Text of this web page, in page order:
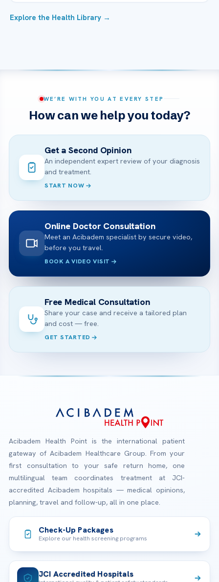
Explore the Health Library →
WE’RE WITH YOU AT EVERY STEP
How can we help you today?
Get a Second Opinion
An independent expert review of your diagnosis
and treatment.
START NOW
Online Doctor Consultation
Meet an Acibadem specialist by secure video,
before you travel.
BOOK A VIDEO VISIT
Free Medical Consultation
Share your case and receive a tailored plan
and cost — free.
GET STARTED
Acibadem Health Point is the international patient
gateway of Acibadem Healthcare Group. From your
first consultation to your safe return home, one
multilingual team coordinates treatment at JCI-
accredited Acibadem hospitals — medical opinions,
planning, travel and follow-up, all in one place.
Check-Up Packages
Explore our health screening programs
JCI Accredited Hospitals